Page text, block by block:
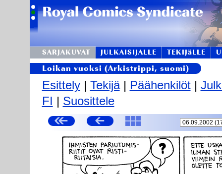
SARJAKUVAT JULKAISIJALLE TEKIJäLLE
Loikan vuoksi (Arkistrippi, suomi)
Esittely| Tekijä| Päähenkilöt|
FI | Suosittele